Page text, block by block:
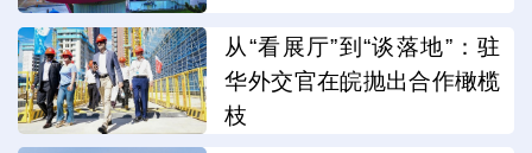
从“看展厅”到“谈落地”：驻
华外交官在皖抛出合作橄榄
枝